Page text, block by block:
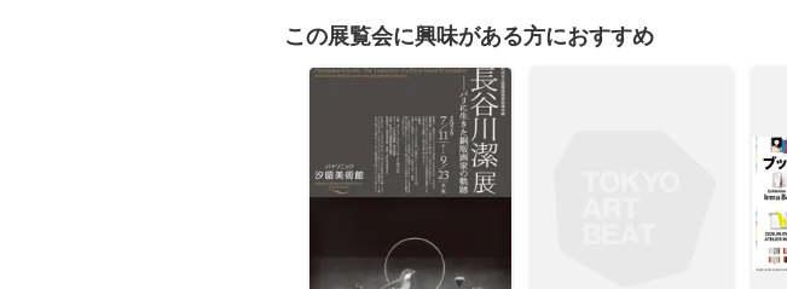
この展覧会に興味がある方におすすめ